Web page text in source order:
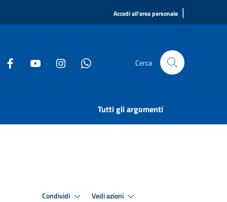
Accedi all'area personale |
Cerca
Tutti gli argomenti
Condividi Vedi azioni